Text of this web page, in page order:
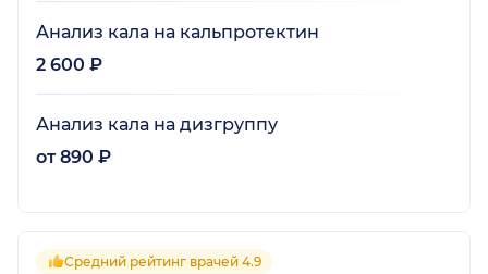
Анализ кала на кальпротектин
2 600 ₽
Анализ кала на дизгруппу
от 890 ₽
Средний рейтинг врачей 4.9